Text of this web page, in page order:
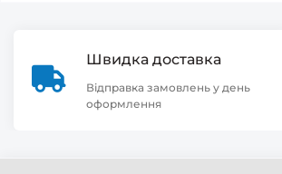
Швидка доставка
Відправка замовлень у день
оформлення